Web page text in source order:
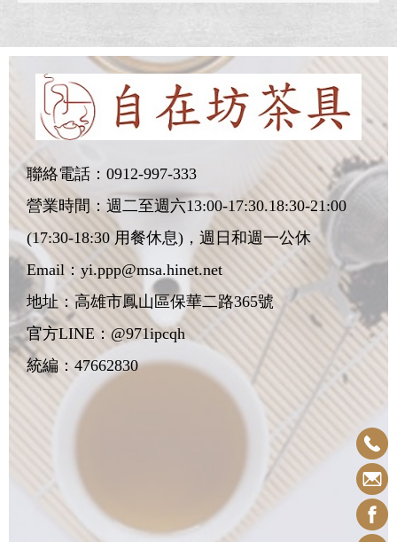
聯絡電話： 0912-997-333
營業時間：週二至週六13:00-17:30.18:30-21:00
(17:30-18:30 用餐休息)，週日和週一公休
Email： yi.ppp@msa.hinet.net
地址： 高雄市鳳山區保華二路365號
官方LINE：@971ipcqh
統編：47662830